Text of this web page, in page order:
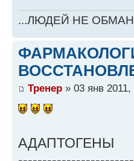
...ЛЮДЕЙ НЕ
Тренер » 03 янв 2011,
АДАПТОГЕНЫ